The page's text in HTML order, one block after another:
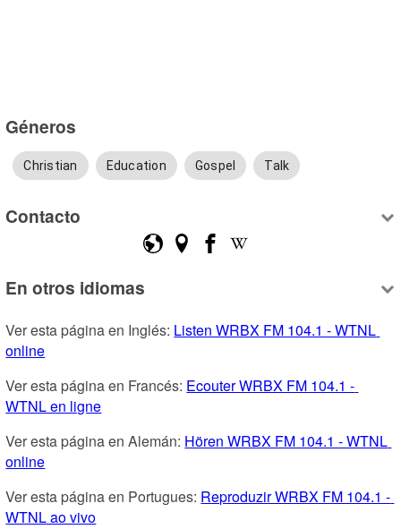
Géneros
Christian Education Gospel Talk
Contacto
En otros idiomas
Ver esta página en Inglés: Listen WRBX FM 104.1 - WTNL
online
Ver esta página en Francés: Ecouter WRBX FM 104.1 -
WTNL en ligne
Ver esta página en Alemán: Hören WRBX FM 104.1 - WTNL
online
Ver esta página en Portugues: Reproduzir WRBX FM 104.1 -
WTNL ao vivo